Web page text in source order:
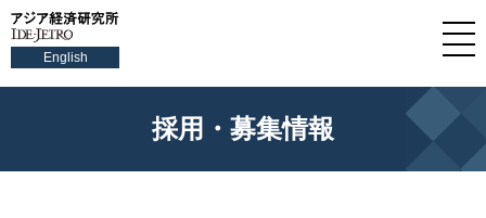
English
採用・募集情報